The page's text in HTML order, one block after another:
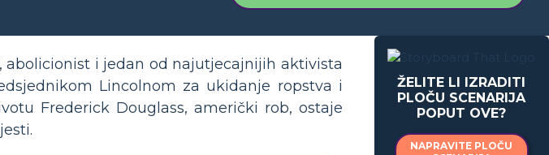
ŽELITE LI IZRADITI
PLOČU SCENARIJA
POPUT OVE?
NAPRAVITE PLOČU
abolicionist i jedan od najutjecajnijih aktivista
Lincolnom za ukidanje ropstva i
Frederick Douglass, američki rob, ostaje